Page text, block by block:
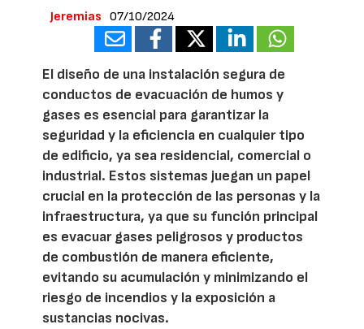
Jeremias 07/10/2024
El diseño de una instalación segura de
conductos de evacuación de humos y
gases es esencial para garantizar la
seguridad y la eficiencia en cualquier tipo
de edificio, ya sea residencial, comercial o
industrial. Estos sistemas juegan un papel
crucial en la protección de las personas y la
infraestructura, ya que su función principal
es evacuar gases peligrosos y productos
de combustión de manera eficiente,
evitando su acumulación y minimizando el
riesgo de incendios y la exposición a
sustancias nocivas.